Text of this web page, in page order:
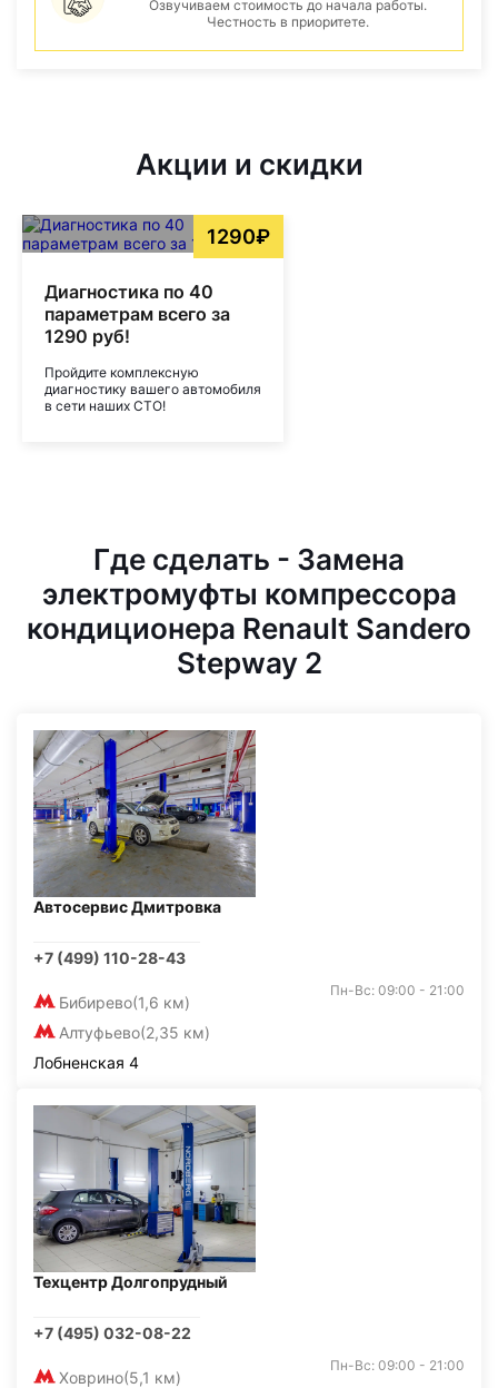
Озвучиваем стоимость до начала работы.
Честность в приоритете.
Акции и скидки
1290₽
Диагностика по 40
параметрам всего за
1290 руб!
Пройдите комплексную
диагностику вашего автомобиля
в сети наших СТО!
Где сделать - Замена
электромуфты компрессора
кондиционера Renault Sandero
Stepway 2
Автосервис Дмитровка
+7 (499) 110-28-43
Бибирево(1,6 км)
Алтуфьево(2,35 км)
Пн-Вс: 09:00 - 21:00
Лобненская 4
Техцентр Долгопрудный
+7 (495) 032-08-22
Ховрино(5,1 км)
Пн-Вс: 09:00 - 21:00